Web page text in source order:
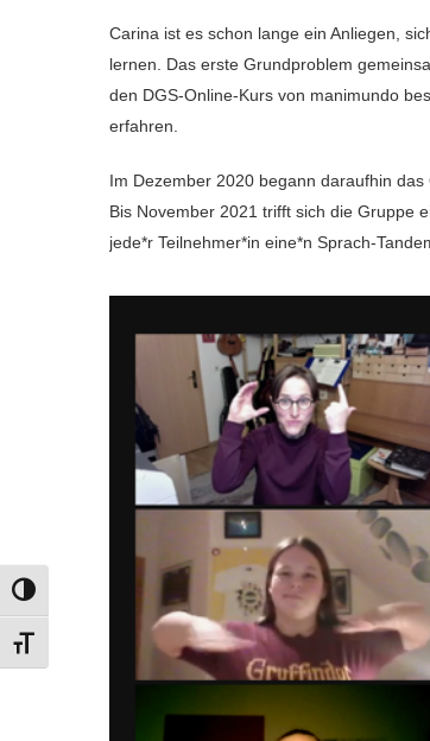
UMSCHALTEN AUF HOHE KONTRASTE
SCHRIFT VERGRÖSSERN
Carina ist es schon lange ein Anliegen,
lernen. Das erste Grundproblem
den DGS-Online-Kurs von manimundo
erfahren.
Im Dezember 2020 begann daraufhin
Bis November 2021 trifft sich die Gruppe
jede*r Teilnehmer*in eine*n Sprach-